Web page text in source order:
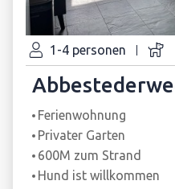
1-4 personen
Ferienwohnung
Privater Garten
600M zum Strand
Hund ist willkommen